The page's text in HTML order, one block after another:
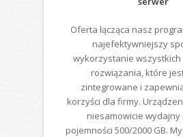
Oferta łącząca nasz
najefektywniejszy
wykorzystanie wszystkich
rozwiązania, które
zintegrowane i
korzyści dla firmy.
niesamowicie wydajny
pojemności 500/2000 GB.